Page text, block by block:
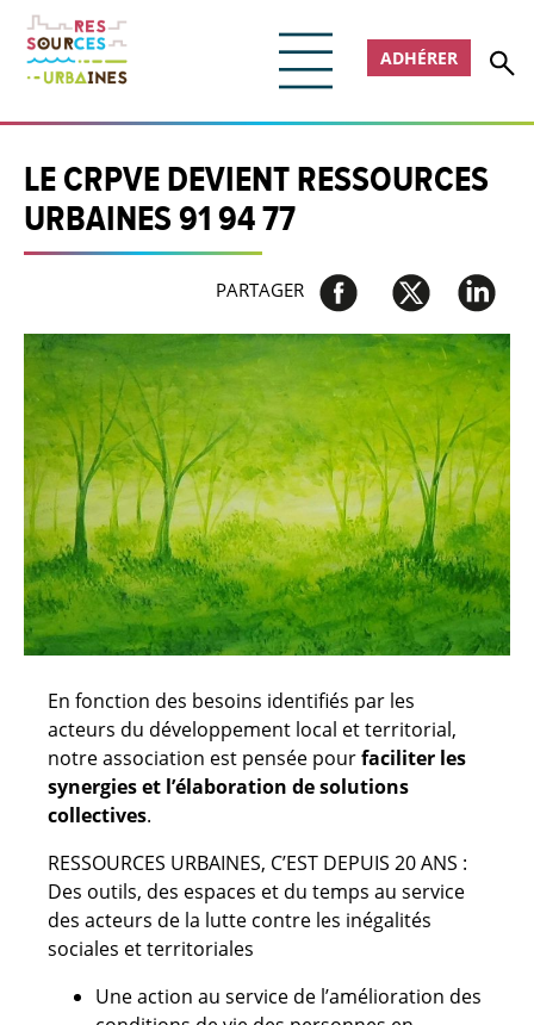
ADHÉRER
LE CRPVE DEVIENT RESSOURCES
URBAINES 91 94 77
PARTAGER
En fonction des besoins identifiés par les
acteurs du développement local et territorial,
notre association est pensée pourfaciliter les
synergies et l’élaboration de solutions
collectives.
RESSOURCES URBAINES, C’EST DEPUIS 20 ANS :
Des outils, des espaces et du temps au service
des acteurs de la lutte contre les inégalités
sociales et territoriales
Une action au service de l’amélioration des